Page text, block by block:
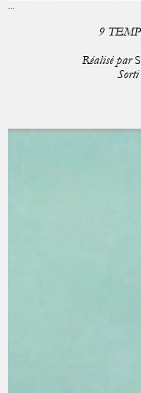
...
9
Réalisé par
Sorti